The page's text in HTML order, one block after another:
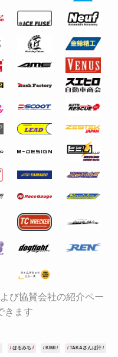
び協賛会社の紹介ペー
きます
はるみち KIMI TAKAさんは汁